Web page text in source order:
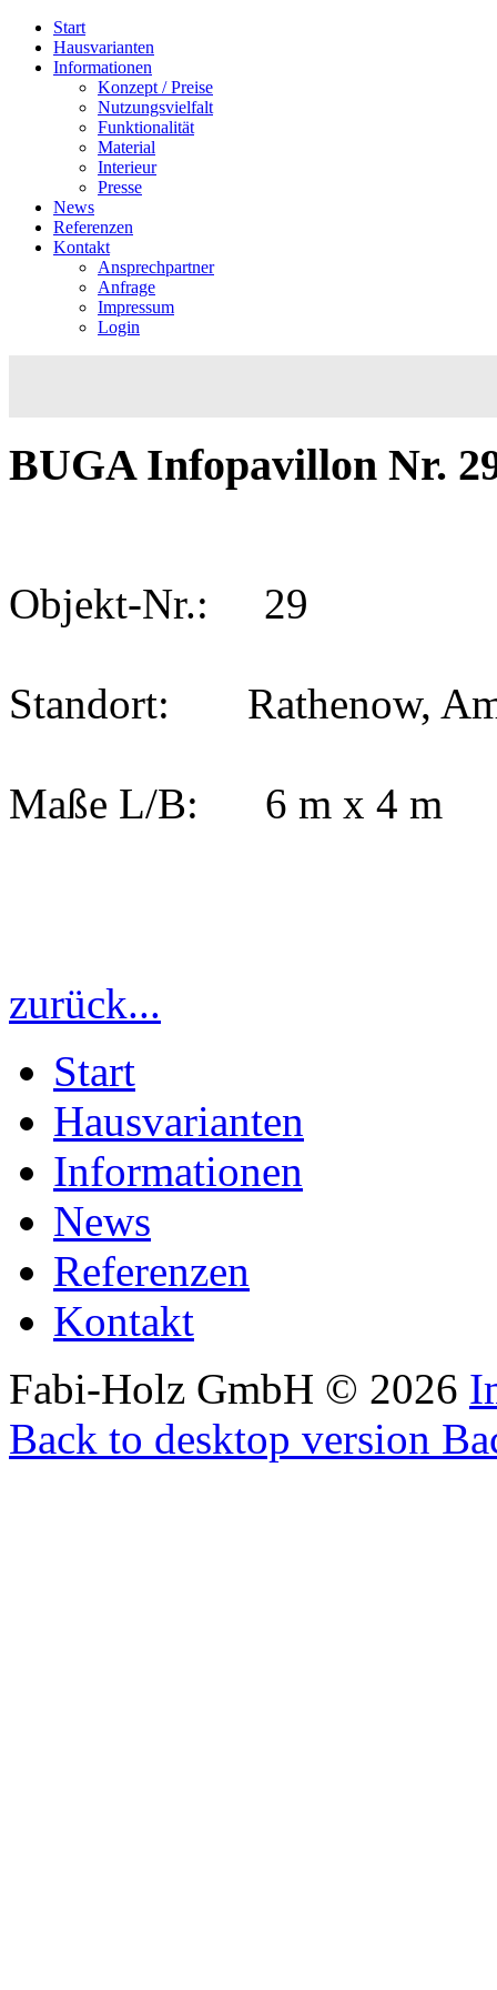
Start
Hausvarianten
Informationen
Konzept / Preise
Nutzungsvielfalt
Funktionalität
Material
Interieur
Presse
News
Referenzen
Kontakt
Ansprechpartner
Anfrage
Impressum
Login
BUGA Infopavillon Nr.
Objekt-Nr.: 29
Standort: Rathenow,
Maße L/B: 6 m x 4 m
zurück...
Start
Hausvarianten
Informationen
News
Referenzen
Kontakt
Fabi-Holz GmbH © 2026
Back to desktop version